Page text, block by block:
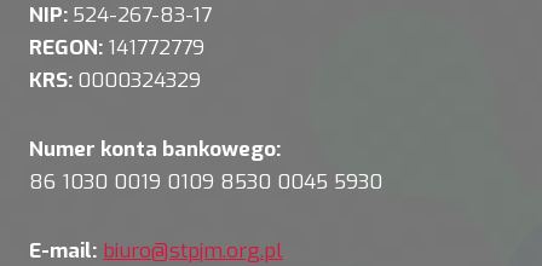
NIP: 524-267-83-17
REGON: 141772779
KRS: 0000324329
Numer konta bankowego:
86 1030 0019 0109 8530 0045 5930
E-mail: biuro@stpjm.org.pl